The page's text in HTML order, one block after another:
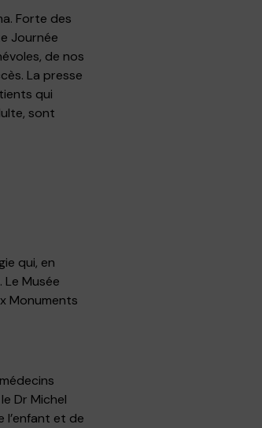
Forte des
Journée
de nos
La presse
qui
sont
qui, en
Musée
Monuments
Dr Michel
l’enfant et de